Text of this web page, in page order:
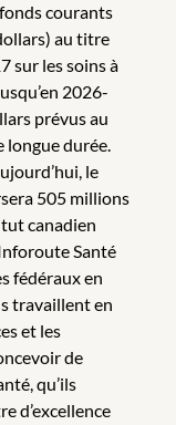
courants
au titre
sur les soins à
2026-
prévus au
longue durée.
le
505 millions
canadien
Santé
fédéraux en
travaillent en
et les
de
qu’ils
d’excellence